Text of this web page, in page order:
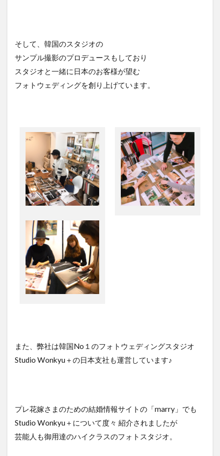
そして、韓国のスタジオの
サンプル撮影のプロデュースもしており
スタジオと一緒に日本のお客様が望む
フォトウェディングを創り上げています。
また、弊社は韓国No１のフォトウェディングスタジオ
Studio Wonkyu＋の日本支社も運営しています♪
プレ花嫁さまのための結婚情報サイトの「marry」でも
Studio Wonkyu＋について度々 紹介されましたが
芸能人も御用達のハイクラスのフォトスタジオ。